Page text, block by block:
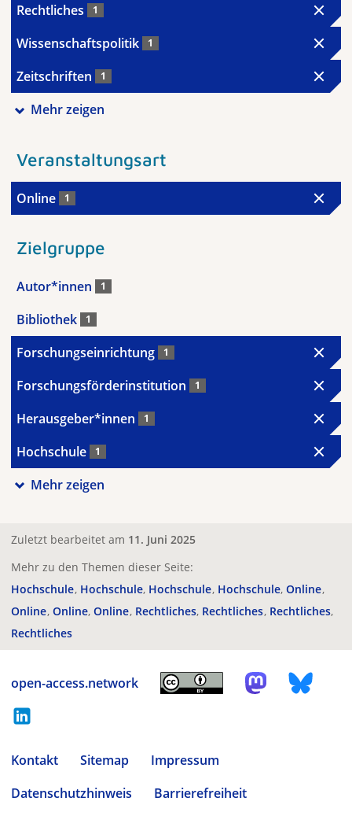
Rechtliches 1
Wissenschaftspolitik 1
Zeitschriften 1
Mehr zeigen
Veranstaltungsart
Online 1
Zielgruppe
Autor*innen 1
Bibliothek 1
Forschungseinrichtung 1
Forschungsförderinstitution 1
Herausgeber*innen 1
Hochschule 1
Mehr zeigen
Zuletzt bearbeitet am 11. Juni 2025
Mehr zu den Themen dieser Seite:
Hochschule Hochschule Hochschule Hochschule Online
Online Online Online Rechtliches Rechtliches Rechtliches
Rechtliches
open-access.network
Kontakt Sitemap
Impressum
Datenschutzhinweis
Barrierefreiheit